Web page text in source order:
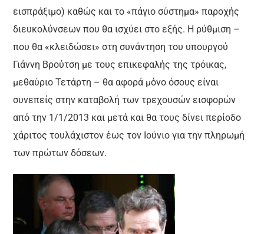
εισπράξιμο) καθώς και το «πάγιο σύστημα» παροχής
διευκολύνσεων που θα ισχύει στο εξής. Η ρύθμιση –
που θα «κλειδώσει» στη συνάντηση του υπουργού
Γιάννη Βρούτση με τους επικεφαλής της τρόικας,
μεθαύριο Τετάρτη – θα αφορά μόνο όσους είναι
συνεπείς στην καταβολή των τρεχουσών εισφορών
από την 1/1/2013 και μετά και θα τους δίνει περίοδο
χάριτος τουλάχιστον έως τον Ιούνιο για την πληρωμή
των πρώτων δόσεων.